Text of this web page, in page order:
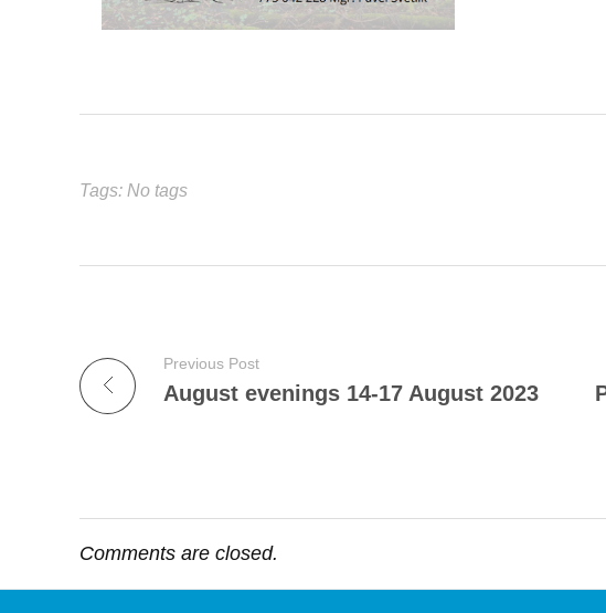
Tags: No tags
Previous Post
August evenings 14-17 August 2023
Comments are closed.